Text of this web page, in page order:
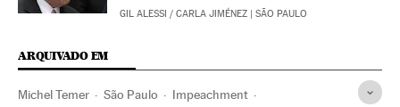
GIL ALESSI / CARLA JIMÉNEZ | SÃO PAULO
ARQUIVADO EM
Michel Temer São Paulo Impeachment